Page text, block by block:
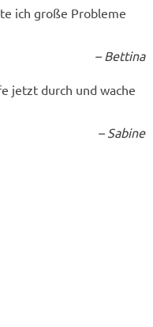
ich große Probleme
– Bettina
jetzt durch und wache
– Sabine